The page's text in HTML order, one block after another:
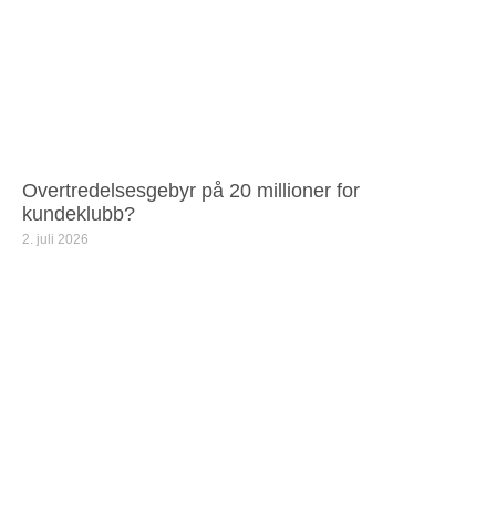
Overtredelsesgebyr på 20 millioner for
kundeklubb?
2. juli 2026